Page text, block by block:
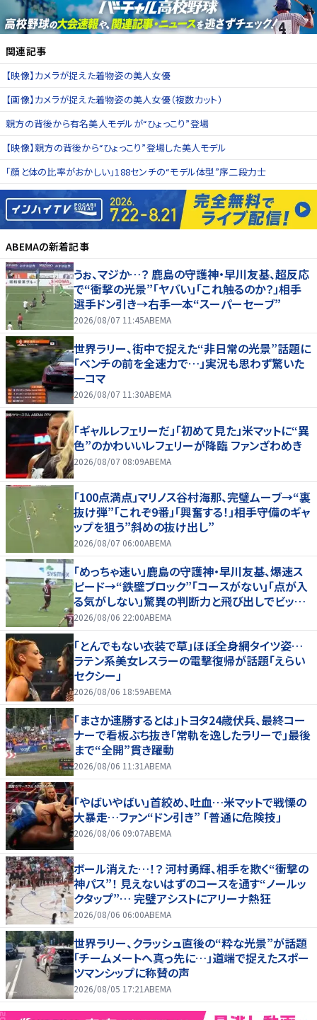
関連記事
【映像】カメラが捉えた着物姿の美人女優
【画像】カメラが捉えた着物姿の美人女優（複数カット）
親方の背後から有名美人モデルが“ひょっこり”登場
【映像】親方の背後から“ひょっこり”登場した美人モデル
「顔と体の比率がおかしい」188センチの“モデル体型”序二段力士
ABEMAの新着記事
うぉ、マジか…？ 鹿島の守護神・早川友基、超反応
で“衝撃の光景”「ヤバい」「これ触るのか？」相手
選手ドン引き→右手一本“スーパーセーブ”
2026/08/07 11:45ABEMA
世界ラリー、街中で捉えた“非日常の光景”話題に
「ベンチの前を全速力で…」実況も思わず驚いた
一コマ
2026/08/07 11:30ABEMA
「ギャルレフェリーだ」「初めて見た」米マットに“異
色”のかわいいレフェリーが降臨 ファンざわめき
2026/08/07 08:09ABEMA
「100点満点」マリノス谷村海那、完璧ムーブ→“裏
抜け弾”「これぞ9番」「興奮する！」相手守備のギャ
ップを狙う”斜めの抜け出し”
2026/08/07 06:00ABEMA
「めっちゃ速い」鹿島の守護神・早川友基、爆速ス
ピード→“鉄壁ブロック”「コースがない」「点が入
る気がしない」驚異の判断力と飛び出しでビッグ
セーブ
2026/08/06 22:00ABEMA
「とんでもない衣装で草」ほぼ全身網タイツ姿…
ラテン系美女レスラーの電撃復帰が話題「えらい
セクシー」
2026/08/06 18:59ABEMA
「まさか連勝するとは」トヨタ24歳伏兵、最終コー
ナーで看板ぶち抜き「常軌を逸したラリーで」最後
まで“全開”貫き躍動
2026/08/06 11:31ABEMA
「やばいやばい」首絞め、吐血…米マットで戦慄の
大暴走…ファン“ドン引き” 「普通に危険技」
2026/08/06 09:07ABEMA
ボール消えた…！？ 河村勇輝、相手を欺く“衝撃の
神パス”！ 見えないはずのコースを通す“ノールッ
クタップ”… 完璧アシストにアリーナ熱狂
2026/08/06 06:00ABEMA
世界ラリー、クラッシュ直後の“粋な光景”が話題
「チームメートへ真っ先に…」道端で捉えたスポー
ツマンシップに称賛の声
2026/08/05 17:21ABEMA